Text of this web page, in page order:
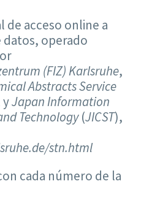
de acceso online a
datos, operado
(FIZ) Karlsruhe,
Abstracts Service
yJapan Information
Technology(JICST),
stn.html
cada número de la